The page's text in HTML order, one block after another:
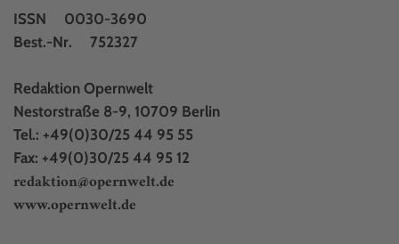
ISSN 0030-3690
Best.-Nr. 752327
Redaktion Opernwelt
Nestorstraße 8-9, 10709 Berlin
Tel.: +49(0)30/25 44 95 55
Fax: +49(0)30/25 44 95 12
redaktion@opernwelt.de
www.opernwelt.de